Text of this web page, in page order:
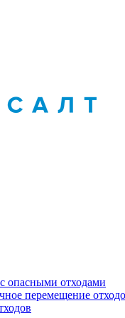
опасными отходами
перемещение